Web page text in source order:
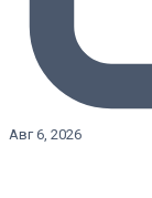
Авг 6, 2026